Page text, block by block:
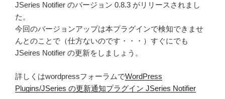
JSeries Notifier のバージョン 0.8.3 がリリースされまし
た。
今回のバージョンアップは本プラグインで検知できませ
んとのことで（仕方ないのです・・・）すぐにでも
JSeires Notifier の更新をしましょう。
詳しくはwordpressフォーラムでWordPress
Plugins/JSeries の更新通知プラグイン JSeries Notifier